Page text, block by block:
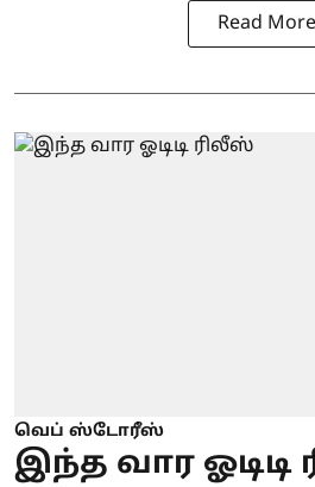
Read More
வெப் ஸ்டோரீஸ்
இந்த வார ஓடிடி